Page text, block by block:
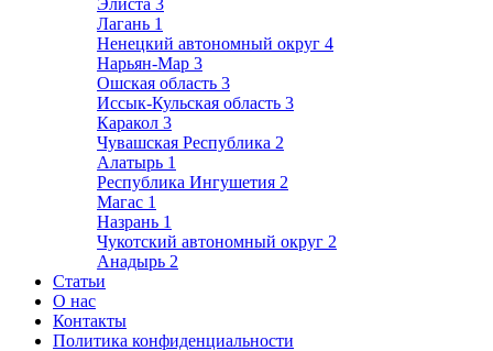
Элиста 3
Лагань 1
Ненецкий автономный округ 4
Нарьян-Мар 3
Ошская область 3
Иссык-Кульская область 3
Каракол 3
Чувашская Республика 2
Алатырь 1
Республика Ингушетия 2
Магас 1
Назрань 1
Чукотский автономный округ 2
Анадырь 2
Статьи
О нас
Контакты
Политика конфиденциальности